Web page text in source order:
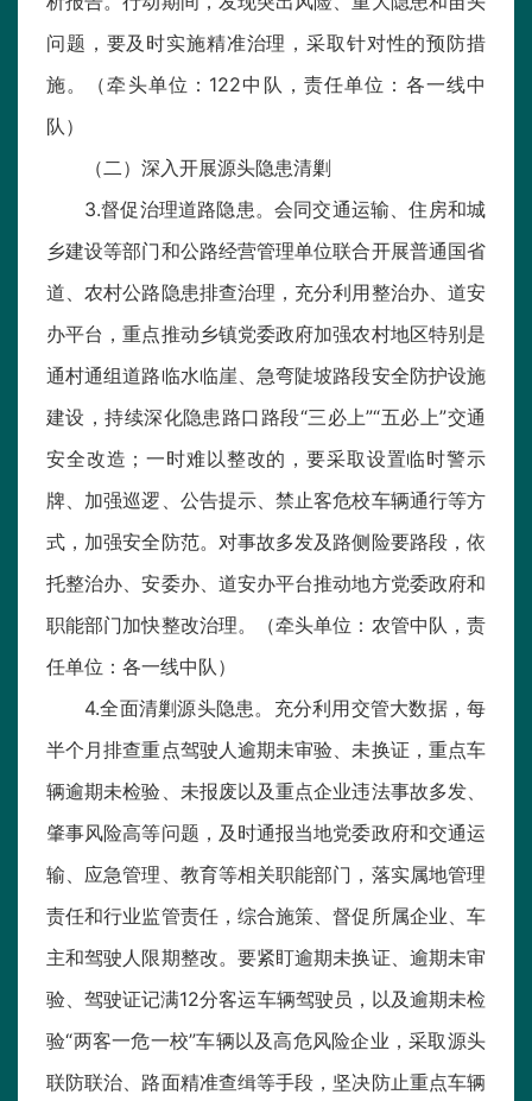
问题，要及时实施精准治理，采取针对性的预防措
施。（牵头单位：122中队，责任单位：各一线中
队）
（二）深入开展源头隐患清剿
3.督促治理道路隐患。会同交通运输、住房和城
乡建设等部门和公路经营管理单位联合开展普通国省
道、农村公路隐患排查治理，充分利用整治办、道安
办平台，重点推动乡镇党委政府加强农村地区特别是
通村通组道路临水临崖、急弯陡坡路段安全防护设施
建设，持续深化隐患路口路段“三必上”“五必上”交通
安全改造；一时难以整改的，要采取设置临时警示
牌、加强巡逻、公告提示、禁止客危校车辆通行等方
式，加强安全防范。对事故多发及路侧险要路段，依
托整治办、安委办、道安办平台推动地方党委政府和
职能部门加快整改治理。（牵头单位：农管中队，责
任单位：各一线中队）
4.全面清剿源头隐患。充分利用交管大数据，每
半个月排查重点驾驶人逾期未审验、未换证，重点车
辆逾期未检验、未报废以及重点企业违法事故多发、
肇事风险高等问题，及时通报当地党委政府和交通运
输、应急管理、教育等相关职能部门，落实属地管理
责任和行业监管责任，综合施策、督促所属企业、车
主和驾驶人限期整改。要紧盯逾期未换证、逾期未审
验、驾驶证记满12分客运车辆驾驶员，以及逾期未检
验“两客一危一校”车辆以及高危风险企业，采取源头
联防联治、路面精准查缉等手段，坚决防止重点车辆